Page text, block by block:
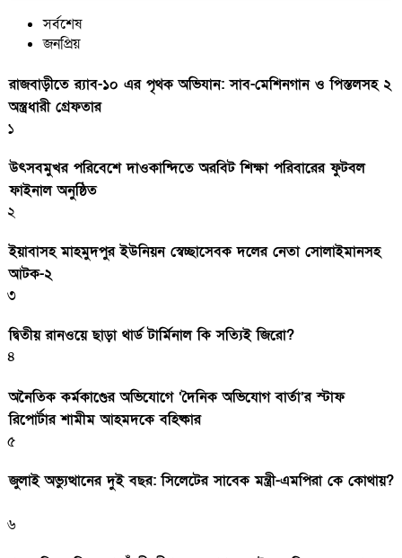
সর্বশেষ
জনপ্রিয়
রাজবাড়ীতে র‍্যাব-১০ এর পৃথক অভিযান: সাব-মেশিনগান ও পিস্তলসহ ২
অস্ত্রধারী গ্রেফতার
১
উৎসবমুখর পরিবেশে দাওকান্দিতে অরবিট শিক্ষা পরিবারের ফুটবল
ফাইনাল অনুষ্ঠিত
২
ইয়াবাসহ মাহমুদপুর ইউনিয়ন স্বেচ্ছাসেবক দলের নেতা সোলাইমানসহ
আটক-২
৩
দ্বিতীয় রানওয়ে ছাড়া থার্ড টার্মিনাল কি সত্যিই জিরো?
৪
অনৈতিক কর্মকাণ্ডের অভিযোগে ‘দৈনিক অভিযোগ বার্তা’র স্টাফ
রিপোর্টার শামীম আহমদকে বহিষ্কার
৫
জুলাই অভ্যুত্থানের দুই বছর: সিলেটের সাবেক মন্ত্রী-এমপিরা কে কোথায়?
৬